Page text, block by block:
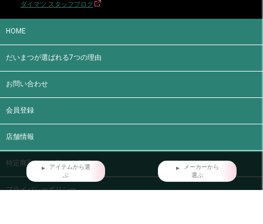
ダイマツ スタッフブログ
HOME
だいまつが選ばれる7つの理由
お問い合わせ
会員登録
店舗情報
特定商取引法に基づく表記
プライバシーポリシー
アイテムから選
ぶ
メーカーから
選ぶ